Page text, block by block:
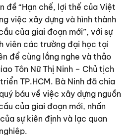
đề “Hạn chế, lợi thế của Việt
việc xây dựng và hình thành
của giai đoạn mới”, với sự
viên các trường đại học tại
để cùng lắng nghe và thảo
Tôn Nữ Thị Ninh – Chủ tịch
TP.HCM. Bà Ninh đã chia
báu về việc xây dựng nguồn
của giai đoạn mới, nhấn
sự kiên định và lạc quan